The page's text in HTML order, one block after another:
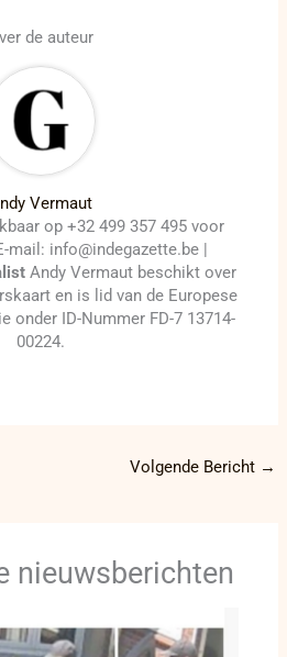
de auteur
Vermaut
op +32 499 357 495 voor
mail: info@indegazette.be |
Andy Vermaut beschikt over
en is lid van de Europese
onder ID-Nummer FD-7 13714-
00224.
Volgende Bericht →
nieuwsberichten